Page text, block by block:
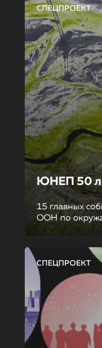
СПЕЦПРОЕКТ
ЮНЕП 50
15 главных
ООН по
СПЕЦПРОЕКТ